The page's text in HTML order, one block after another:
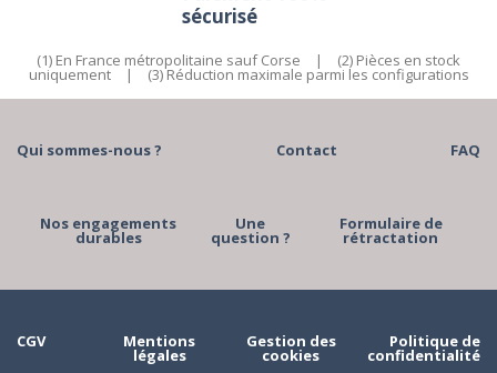
sécurisé
(1) En France métropolitaine sauf Corse | (2) Pièces en stock
uniquement | (3) Réduction maximale parmi les configurations
Qui sommes-nous ? Contact FAQ
Nos engagements
durables
Une
question ?
Formulaire de
rétractation
CGV Mentions
légales
Gestion des
cookies
Politique de
confidentialité